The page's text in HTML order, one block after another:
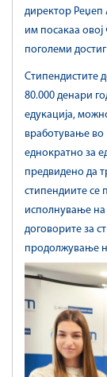
директор Реџеп
им посакаа овој
поголеми
Стипендистите
80.000 денари
едукација,
вработување во
еднократно за
предвидено да
стипендиите се
исполнување
договорите за
продолжување